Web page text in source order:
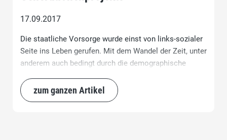
17.09.2017
Die staatliche Vorsorge wurde einst von links-sozialer
Seite ins Leben gerufen. Mit dem Wandel der Zeit, unter
anderem auch bedingt durch die demographische
welchem grundlegende Korrekturen notwendig sind um
die obligatorische Altersvorsorge zu sichern.
zum ganzen Artikel